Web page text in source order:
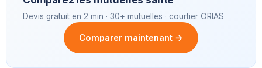
Devis gratuit en 2 min · 30+ mutuelles · courtier ORIAS
Comparer maintenant →